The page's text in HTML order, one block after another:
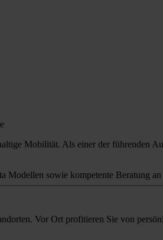
Mobilität. Als einer der führenden
sowie kompetente Beratung
Vor Ort profitieren Sie von